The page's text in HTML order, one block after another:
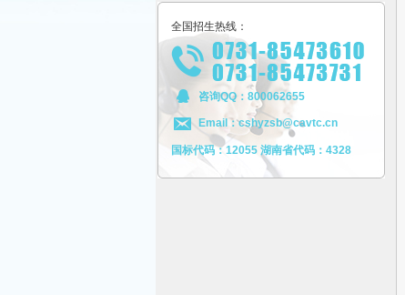
全国招生热线：
咨询QQ：800062655
Email：cshyzsb@cavtc.cn
国标代码：12055 湖南省代码：4328